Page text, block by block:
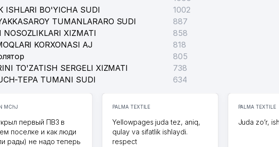
ISHLARI BO'YICHA SUDI
1002
TUMANLARARO SUDI
887
XIZMATI
858
KORXONASI AJ
818
805
TO'ZATISH SERGELI XIZMATI
738
TEPA TUMANI SUDI 634
MChJ
первый ПВЗ в
поселке и как люди
рады) не надо теперь
PALMA TEXTILE
Yellowpages juda tez, aniq,
qulay va sifatlik ishlaydi.
respect
PALMA TEXTILE
Juda zo’r,